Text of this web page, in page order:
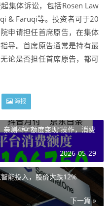
体诉讼，包括Rosen Law
& Faruqi等。投资者可于20
申请担任首席原告，在集体
导。首席原告通常是持有最
论是否担任首席原告，都可
海报
测4种“额度变现”操作，消费
2026-05-29
能投入，股价大跌12%
下一篇 »